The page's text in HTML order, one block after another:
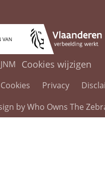
Cookies wijzigen
Cookies Privacy
by Who Owns The